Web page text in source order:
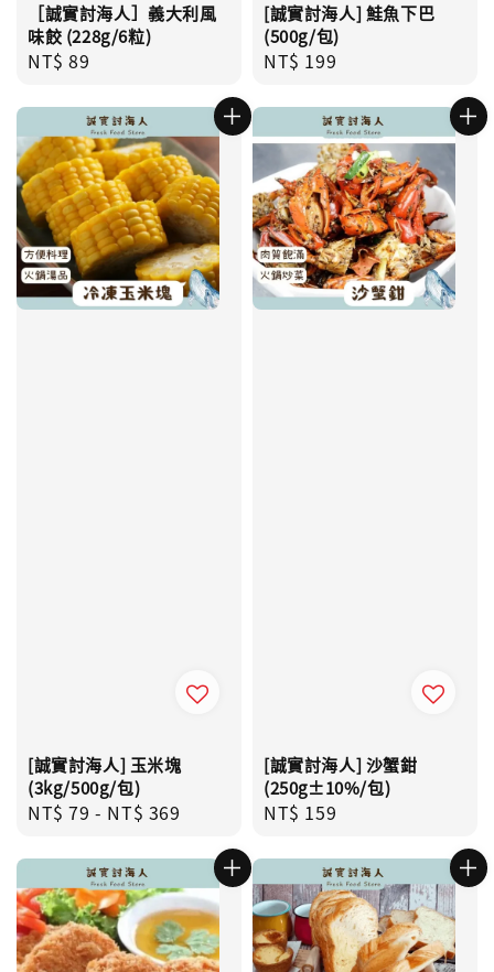
［誠實討海人］義大利風
味餃 (228g/6粒)
Regular
NT$ 89
[誠實討海人] 鮭魚下巴
(500g/包)
Regular
NT$ 199
[誠實討海人] 玉米塊
(3kg/500g/包)
Regular
NT$ 79 - NT$ 369
[誠實討海人] 沙蟹鉗
(250g±10%/包)
Regular
NT$ 159